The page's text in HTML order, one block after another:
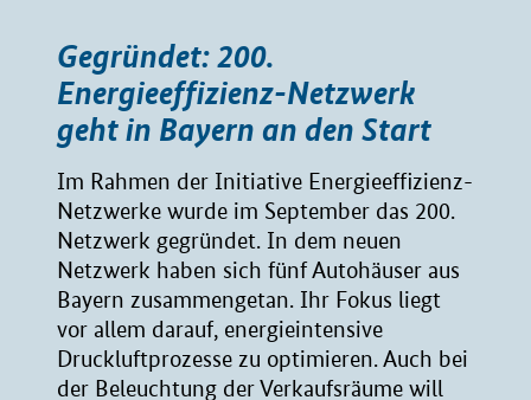
Gegründet: 200.
Energieeffizienz-Netzwerk
geht in Bayern an den Start
Im Rahmen der Initiative Energieeffizienz-
Netzwerke wurde im September das 200.
Netzwerk gegründet. In dem neuen
Netzwerk haben sich fünf Autohäuser aus
Bayern zusammengetan. Ihr Fokus liegt
vor allem darauf, energieintensive
Druckluftprozesse zu optimieren. Auch bei
der Beleuchtung der Verkaufsräume will